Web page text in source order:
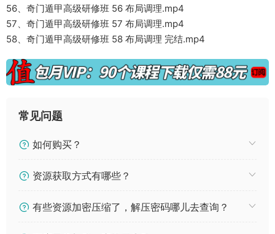
56、奇门遁甲高级研修班 56 布局调理.mp4
57、奇门遁甲高级研修班 57 布局调理.mp4
58、奇门遁甲高级研修班 58 布局调理 完结.mp4
常见问题
如何购买？
资源获取方式有哪些？
有些资源加密压缩了，解压密码哪儿去查询？